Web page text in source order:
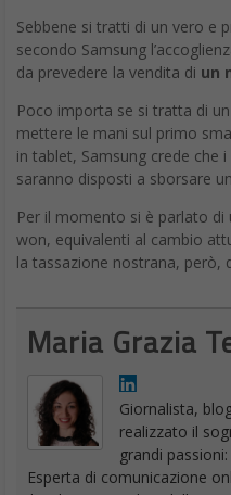
Sebbene si tratti di un vero e
secondo Samsung
da prevedere la vendita di un
Poco importa se si tratta di
mettere le mani sul primo
in tablet, Samsung crede che
saranno disposti a sborsare
Per il momento si è parlato
won, equivalenti al cambio
la tassazione nostrana, però,
Maria Grazia
Giornalista,
realizzato il
grandi
Esperta di comunicazione